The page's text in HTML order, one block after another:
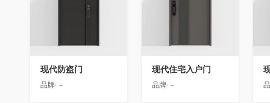
现代防盗门
品牌: -
现代住宅入户门
品牌: -